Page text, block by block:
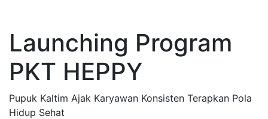
Launching Program
PKT HEPPY
Pupuk Kaltim Ajak Karyawan Konsisten Terapkan Pola
Hidup Sehat